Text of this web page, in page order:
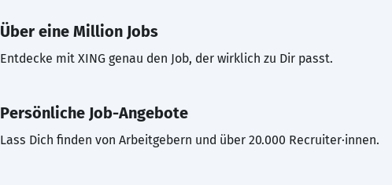
Über eine Million Jobs
Entdecke mit XING genau den Job, der wirklich zu Dir passt.
Persönliche Job-Angebote
Lass Dich finden von Arbeitgebern und über 20.000 Recruiter·innen.